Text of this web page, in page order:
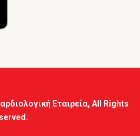
Εταιρεία, All Rights